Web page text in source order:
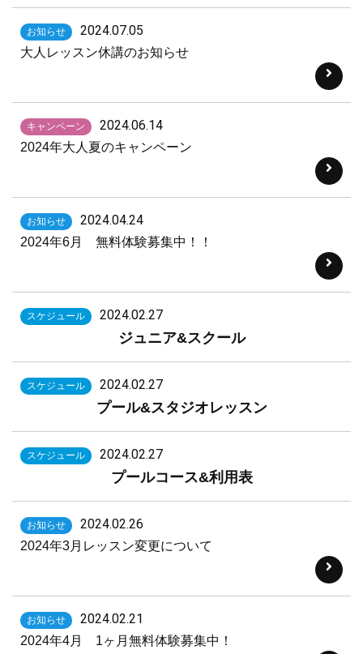
お知らせ 2024.07.05
大人レッスン休講のお知らせ
キャンペーン 2024.06.14
2024年大人夏のキャンペーン
お知らせ 2024.04.24
2024年6月 無料体験募集中！！
スケジュール 2024.02.27
ジュニア&スクール
スケジュール 2024.02.27
プール&スタジオレッスン
スケジュール 2024.02.27
プールコース&利用表
お知らせ 2024.02.26
2024年3月レッスン変更について
お知らせ 2024.02.21
2024年4月 1ヶ月無料体験募集中！